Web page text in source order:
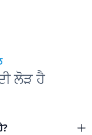
ਲੋੜ ਹੈ